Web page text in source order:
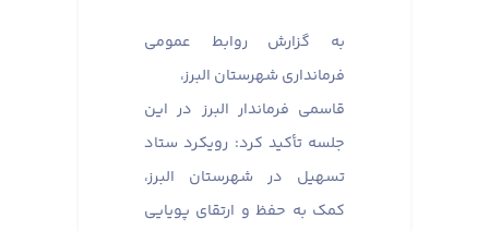
به گزارش روابط عمومی
فرمانداری شهرستان البرز،
قاسمی فرماندار البرز در این
جلسه تأکید کرد: رویکرد ستاد
تسهیل در شهرستان البرز،
کمک به حفظ و ارتقای پویایی